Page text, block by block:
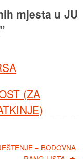
mjesta u JU
(ZA
– BODOVNA